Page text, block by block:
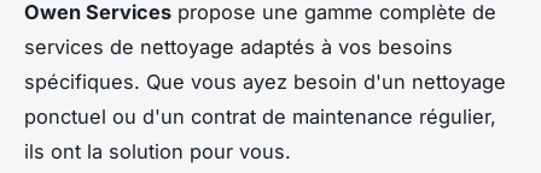
Owen Services propose une gamme complète de
services de nettoyage adaptés à vos besoins
spécifiques. Que vous ayez besoin d'un nettoyage
ponctuel ou d'un contrat de maintenance régulier,
ils ont la solution pour vous.